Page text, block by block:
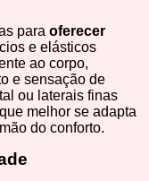
para oferecer
e elásticos
ao corpo,
e sensação de
ou laterais finas
melhor se adapta
do conforto.